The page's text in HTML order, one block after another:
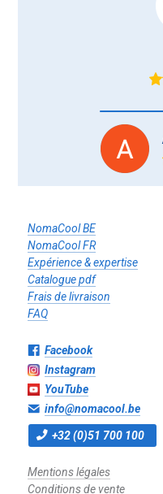
NomaCool BE
NomaCool FR
Expérience & expertise
Catalogue pdf
Frais de livraison
FAQ
Facebook
Instagram
YouTube
info@nomacool.be
+32 (0)51 700 100
Mentions légales
Conditions de vente